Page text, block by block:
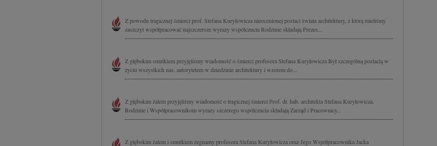
Z powodu tragicznej śmierci prof. Stefana Kuryłowicza nieocenionej postaci świata architektury, z którą mieliśmy
zaszczyt współpracować najszczersze wyrazy współczucia Rodzinie składają Prezes...
Z głębokim smutkiem przyjęliśmy wiadomość o śmierci profesora Stefana Kuryłowicza Był szczególną postacią w
życiu wszystkich nas, autorytetem w dziedzinie architektury i wzorem do...
Z głębokim żalem przyjęliśmy wiadomość o tragicznej śmierci Prof. dr. hab. architekta Stefana Kuryłowicza.
Rodzinie i Współpracownikom wyrazy szczerego współczucia składają Zarząd i Pracownicy...
Z głębokim żalem i smutkiem żegnamy profesora Stefana Kuryłowicza oraz Jego Współpracownika Jacka